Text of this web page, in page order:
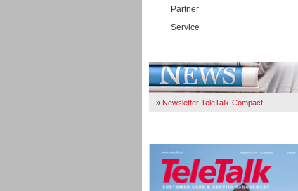
Partner
Service
» Newsletter TeleTalk-Compact